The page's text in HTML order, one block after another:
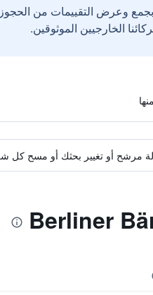
وعرض التقييمات من
مرشح أو تغيير بحثك أو مسح كل